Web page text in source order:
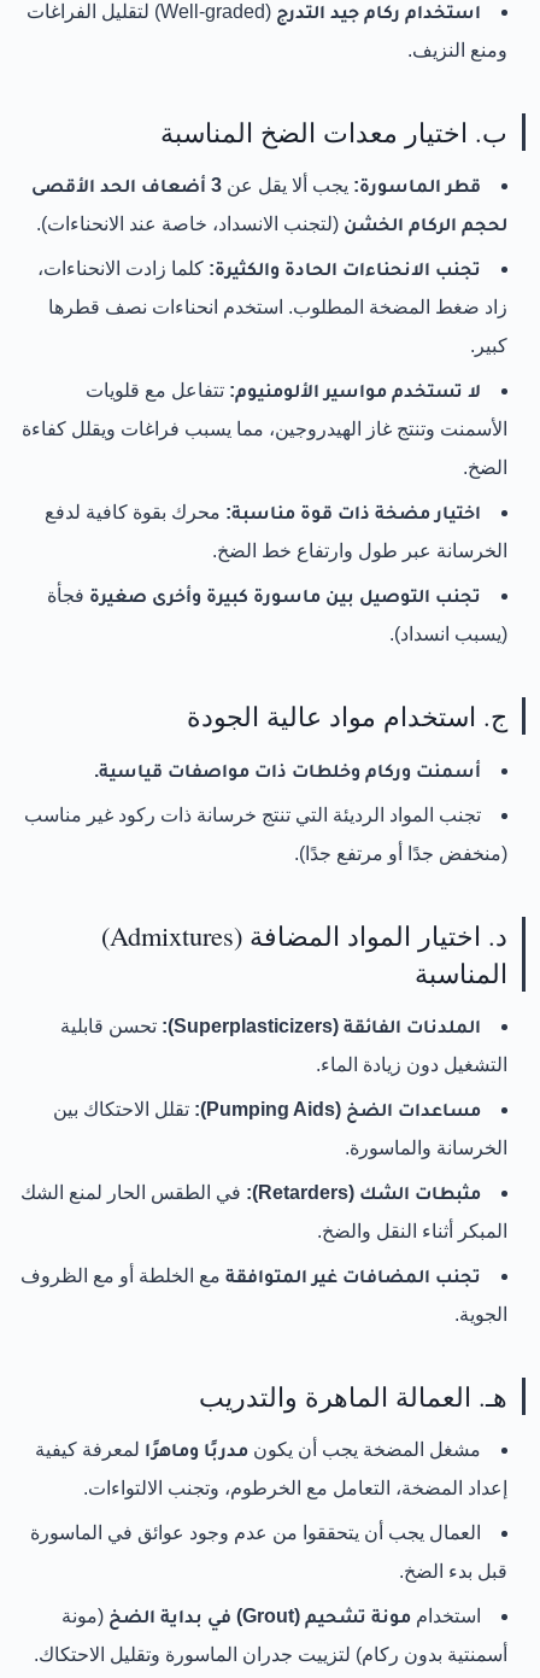
استخدام ركام جيد التدرج
(Well-graded) لتقليل الفراغات
ومنع النزيف.
ب. اختيار معدات الضخ المناسبة
قطر الماسورة: يجب ألا يقل عن
3 أضعاف الحد الأقصى
لحجم الركام الخشن (لتجنب الانسداد، خاصة عند الانحناءات).
تجنب الانحناءات الحادة والكثيرة: كلما زادت الانحناءات،
زاد ضغط المضخة المطلوب. استخدم انحناءات نصف قطرها
كبير.
لا تستخدم مواسير الألومنيوم: تتفاعل مع قلويات
الأسمنت وتنتج غاز الهيدروجين، مما يسبب فراغات ويقلل كفاءة
الضخ.
اختيار مضخة ذات قوة مناسبة: محرك بقوة كافية لدفع
الخرسانة عبر طول وارتفاع خط الضخ.
تجنب التوصيل بين ماسورة كبيرة وأخرى صغيرة فجأة
(يسبب انسداد).
ج. استخدام مواد عالية الجودة
أسمنت وركام وخلطات ذات مواصفات قياسية.
تجنب المواد الرديئة التي تنتج خرسانة ذات ركود غير مناسب
(منخفض جدًا أو مرتفع جدًا).
د. اختيار المواد المضافة (Admixtures)
المناسبة
الملدنات الفائقة (Superplasticizers):
تحسن قابلية
التشغيل دون زيادة الماء.
مساعدات الضخ (Pumping Aids):
تقلل الاحتكاك بين
الخرسانة والماسورة.
مثبطات الشك (Retarders):
في الطقس الحار لمنع الشك
المبكر أثناء النقل والضخ.
تجنب المضافات غير المتوافقة مع الخلطة أو مع الظروف
الجوية.
هـ. العمالة الماهرة والتدريب
مشغل المضخة يجب أن يكون مدربًا وماهرًا لمعرفة كيفية
إعداد المضخة، التعامل مع الخرطوم، وتجنب الالتواءات.
العمال يجب أن يتحققوا من عدم وجود عوائق في الماسورة
قبل بدء الضخ.
استخدام مونة تشحيم (Grout) في بداية الضخ
(مونة
أسمنتية بدون ركام) لتزييت جدران الماسورة وتقليل الاحتكاك.